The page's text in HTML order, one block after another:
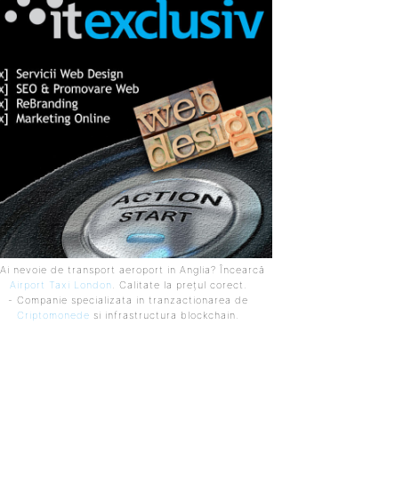
nevoie de transport aeroport in Anglia? Încearcă
Airport Taxi London . Calitate la prețul corect.
- Companie specializata in tranzactionarea de
Criptomonede si infrastructura blockchain.